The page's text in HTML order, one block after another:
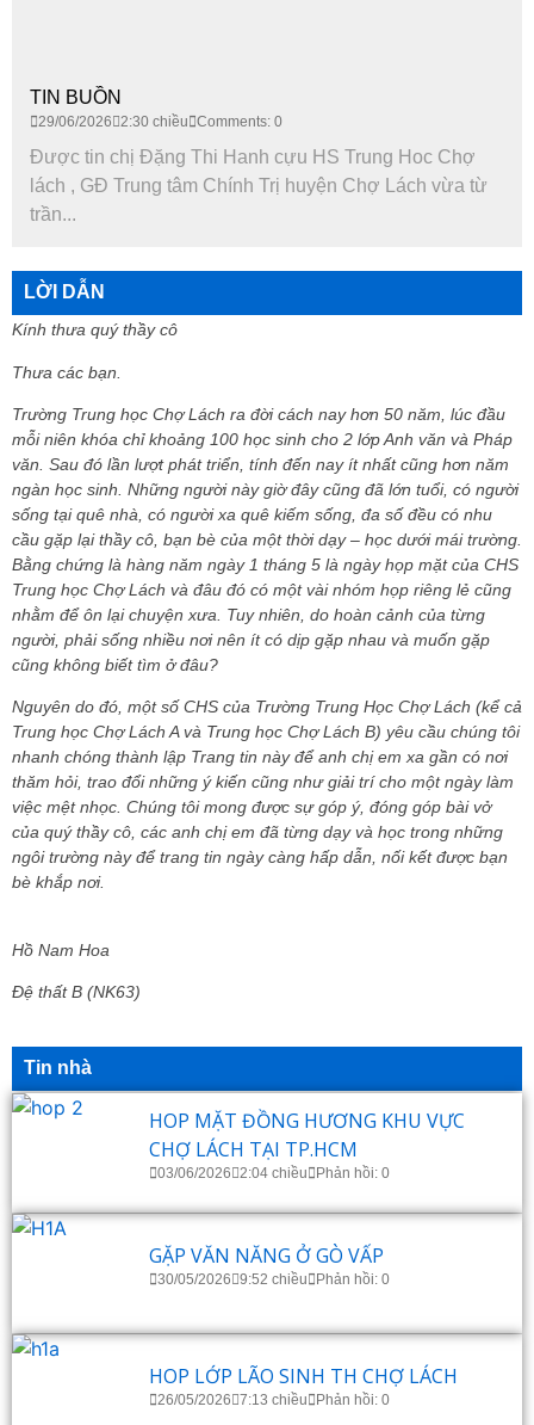
TIN BUỒN
29/06/2026 2:30 chiều Comments: 0
Được tin chị Đặng Thi Hanh cựu HS Trung Hoc Chợ
lách , GĐ Trung tâm Chính Trị huyện Chợ Lách vừa từ
trần...
LỜI DẪN
Kính thưa quý thầy cô
Thưa các bạn.
Trường Trung học Chợ Lách ra đời cách nay hơn 50 năm, lúc đầu
mỗi niên khóa chỉ khoảng 100 học sinh cho 2 lớp Anh văn và Pháp
văn. Sau đó lần lượt phát triển, tính đến nay ít nhất cũng hơn năm
ngàn học sinh. Những người này giờ đây cũng đã lớn tuổi, có người
sống tại quê nhà, có người xa quê kiếm sống, đa số đều có nhu
cầu gặp lại thầy cô, bạn bè của một thời dạy – học dưới mái trường.
Bằng chứng là hàng năm ngày 1 tháng 5 là ngày họp mặt của CHS
Trung học Chợ Lách và đâu đó có một vài nhóm họp riêng lẻ cũng
nhằm để ôn lại chuyện xưa. Tuy nhiên, do hoàn cảnh của từng
người, phải sống nhiều nơi nên ít có dịp gặp nhau và muốn gặp
cũng không biết tìm ở đâu?
Nguyên do đó, một số CHS của Trường Trung Học Chợ Lách (kể cả
Trung học Chợ Lách A và Trung học Chợ Lách B) yêu cầu chúng tôi
nhanh chóng thành lập Trang tin này để anh chị em xa gần có nơi
thăm hỏi, trao đổi những ý kiến cũng như giải trí cho một ngày làm
việc mệt nhọc. Chúng tôi mong được sự góp ý, đóng góp bài vở
của quý thầy cô, các anh chị em đã từng dạy và học trong những
ngôi trường này để trang tin ngày càng hấp dẫn, nối kết được bạn
bè khắp nơi.
Hồ Nam Hoa
Đệ thất B (NK63)
Tin nhà
HOP MẶT ĐỒNG HƯƠNG KHU VỰC
CHỢ LÁCH TẠI TP.HCM
03/06/2026 2:04 chiều Phản hồi: 0
GẶP VĂN NĂNG Ở GÒ VẤP
30/05/2026 9:52 chiều Phản hồi: 0
HOP LỚP LÃO SINH TH CHỢ LÁCH
26/05/2026 7:13 chiều Phản hồi: 0